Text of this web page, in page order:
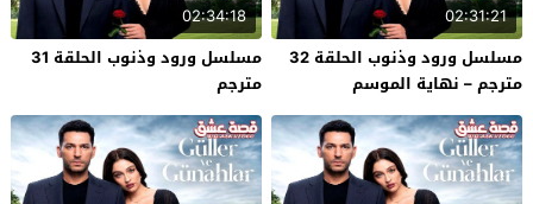
02:31:21
مسلسل ورود وذنوب الحلقة 32
مترجم – نهاية الموسم
02:34:18
مسلسل ورود وذنوب الحلقة 31
مترجم